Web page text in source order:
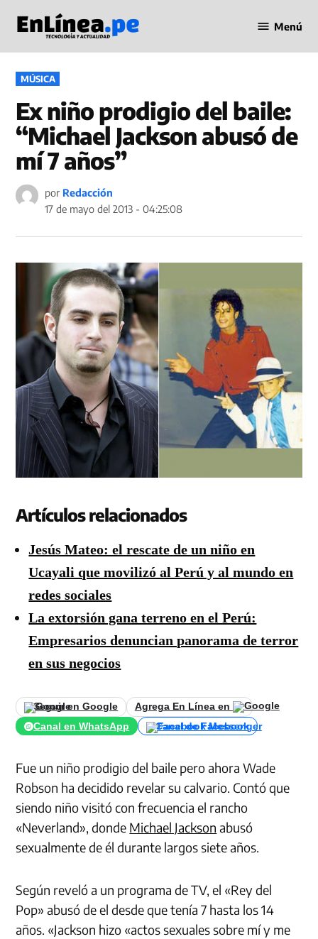
contenido
en Línea
Menú
PUBLICADO
EN
MÚSICA
Ex niño prodigio del baile:
“Michael Jackson abusó de
mí 7 años”
por Redacción
17 de mayo del 2013 - 04:25:08
Artículos relacionados
Jesús Mateo: el rescate de un niño en
Ucayali que movilizó al Perú y al mundo en
redes sociales
La extorsión gana terreno en el Perú:
Empresarios denuncian panorama de terror
en sus negocios
Seguir en Google
Agrega En Línea en
Canal en WhatsApp
Canal de Facebook
Fue un niño prodigio del baile pero ahora Wade
Robson ha decidido revelar su calvario. Contó que
siendo niño visitó con frecuencia el rancho
«Neverland», donde Michael Jackson abusó
sexualmente de él durante largos siete años.
Según reveló a un programa de TV, el «Rey del
Pop» abusó de el desde que tenía 7 hasta los 14
años. «Jackson hizo «actos sexuales sobre mí y me